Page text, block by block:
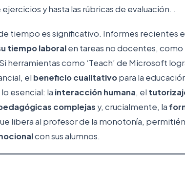
y hasta las rúbricas de evaluación. .
tiempo es significativo. Informes recientes
tiempo laboralen tareas no docentes,
herramientas como ‘Teach’ de Microsoft
el beneficio cualitativopara la
esencial: la interacción humana, el
complejas y, crucialmente, la
libera al profesor de la monotonía,
con sus alumnos.